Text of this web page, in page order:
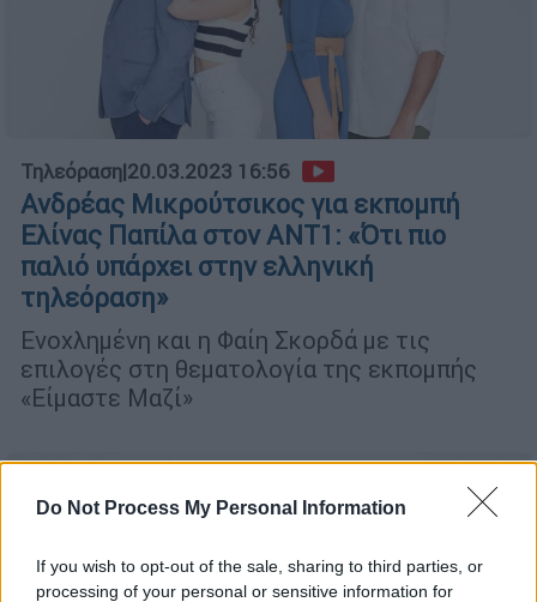
Do Not Process My Personal Information
If you wish to opt-out of the sale, sharing to third parties, or
processing of your personal or sensitive information for
Τηλεόραση|20.03.2023 16:56
Ανδρέας Μικρούτσικος για εκπομπή
Ελίνας Παπίλα στον ΑΝΤ1: «Ότι πιο
παλιό υπάρχει στην ελληνική
τηλεόραση»
Ενοχλημένη και η Φαίη Σκορδά με τις
επιλογές στη θεματολογία της εκπομπής
«Είμαστε Μαζί»